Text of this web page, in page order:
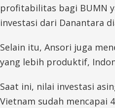
profitabilitas bagi BUMN
investasi dari Danantara
Selain itu, Ansori juga
yang lebih produktif,
Saat ini, nilai investasi
Vietnam sudah mencapai